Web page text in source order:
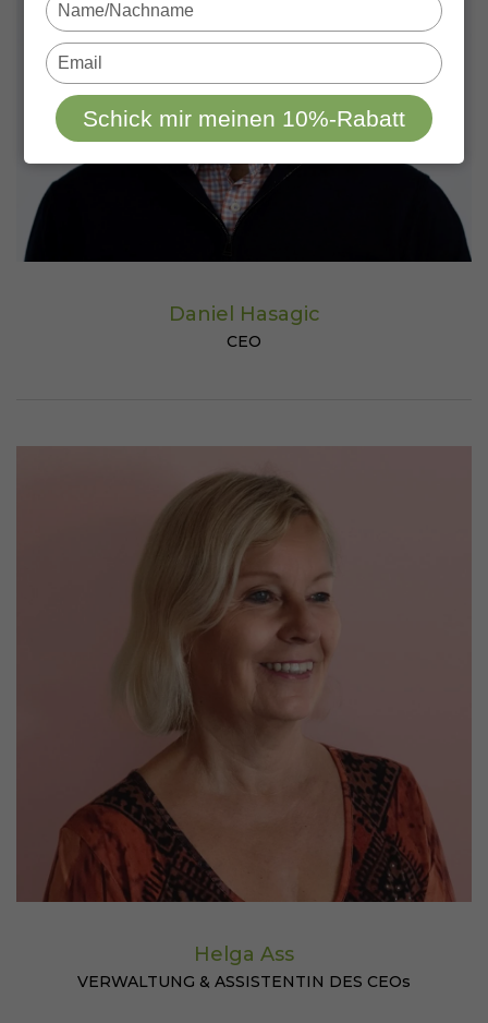
Daniel Hasagic
CEO
Helga Ass
VERWALTUNG & ASSISTENTIN DES CEOs
your
name
Type
your
email
Schick mir meinen 10%-Rabatt